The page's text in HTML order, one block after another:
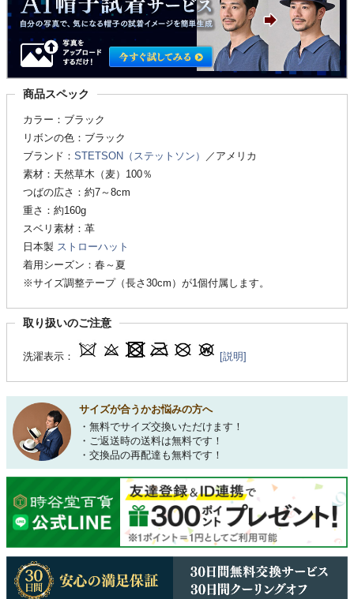
商品スペック
カラー：ブラック
リボンの色：ブラック
ブランド： STETSON（ステットソン）
／アメリカ
素材：天然草木（麦）100％
つばの広さ：約7～8cm
重さ：約160g
スベリ素材：革
日本製 ストローハット
着用シーズン：春～夏
※サイズ調整テープ（長さ30cm）が1個付属します。
取り扱いのご注意
洗濯表示： [説明]
サイズが合うかお悩みの方へ
・無料でサイズ交換いただけます！
・ご返送時の送料は無料です！
・交換品の再配達も無料です！